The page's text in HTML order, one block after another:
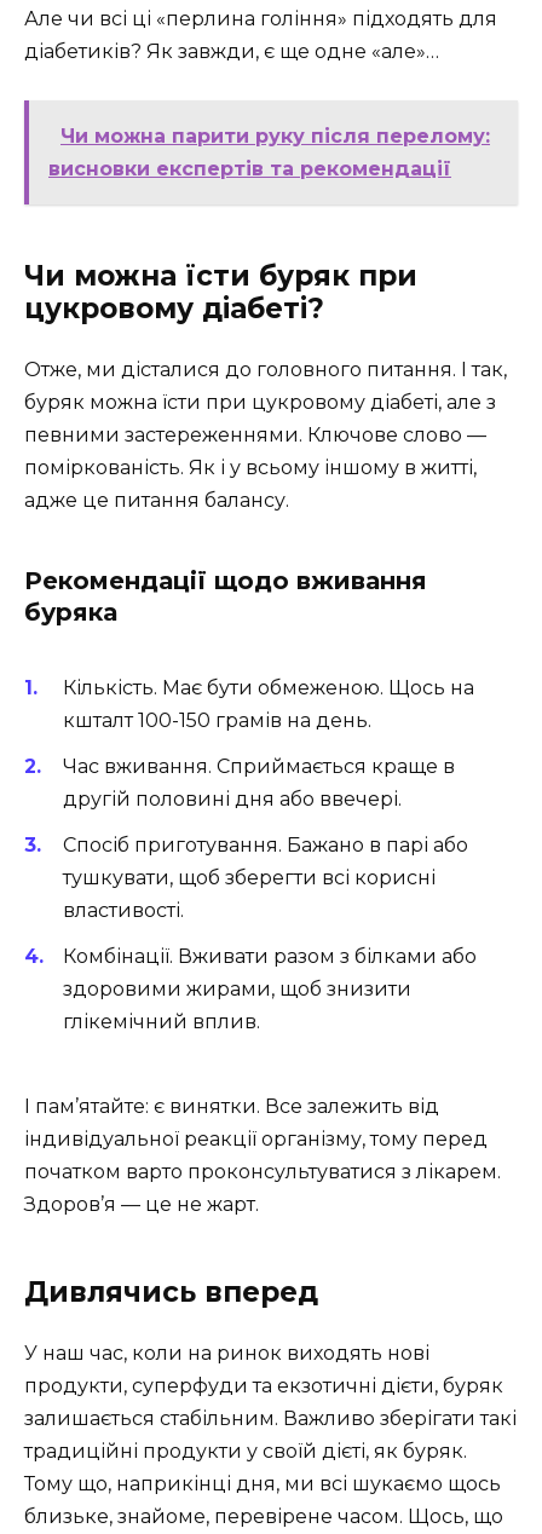
Але чи всі ці «перлина гоління» підходять для
діабетиків? Як завжди, є ще одне «але»…
Чи можна парити руку після перелому:
висновки експертів та рекомендації
Чи можна їсти буряк при
цукровому діабеті?
Отже, ми дісталися до головного питання. І так,
буряк можна їсти при цукровому діабеті, але з
певними застереженнями. Ключове слово —
поміркованість. Як і у всьому іншому в житті,
адже це питання балансу.
Рекомендації щодо вживання
буряка
Кількість. Має бути обмеженою. Щось на
кшталт 100-150 грамів на день.
Час вживання. Сприймається краще в
другій половині дня або ввечері.
Спосіб приготування. Бажано в парі або
тушкувати, щоб зберегти всі корисні
властивості.
Комбінації. Вживати разом з білками або
здоровими жирами, щоб знизити
глікемічний вплив.
І пам’ятайте: є винятки. Все залежить від
індивідуальної реакції організму, тому перед
початком варто проконсультуватися з лікарем.
Здоров’я — це не жарт.
Дивлячись вперед
У наш час, коли на ринок виходять нові
продукти, суперфуди та екзотичні дієти, буряк
залишається стабільним. Важливо зберігати такі
традиційні продукти у своїй дієті, як буряк.
Тому що, наприкінці дня, ми всі шукаємо щось
близьке, знайоме, перевірене часом. Щось, що